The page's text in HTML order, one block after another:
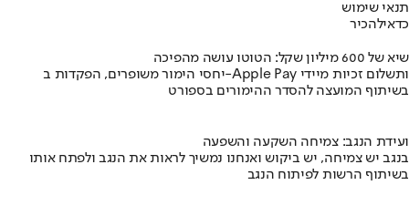
תנאי שימוש
כדאילהכיר
שיא של 600 מיליון שקל: הטוטו עושה מהפיכה
יחסי הימור משופרים, הפקדות ב-Apple Pay ותשלום זכיות מיידי
בשיתוף המועצה להסדר ההימורים בספורט
ועידת הנגב: צמיחה השקעה והשפעה
בנגב יש צמיחה, יש ביקוש ואנחנו נמשיך לראות את הנגב ולפתח אותו
בשיתוף הרשות לפיתוח הנגב